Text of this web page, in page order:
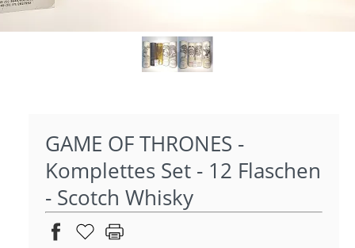
GAME OF THRONES -
Komplettes Set - 12 Flaschen
- Scotch Whisky